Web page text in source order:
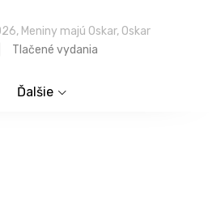
Meniny majú Oskar, Oskar
Tlačené vydania
Ďalšie